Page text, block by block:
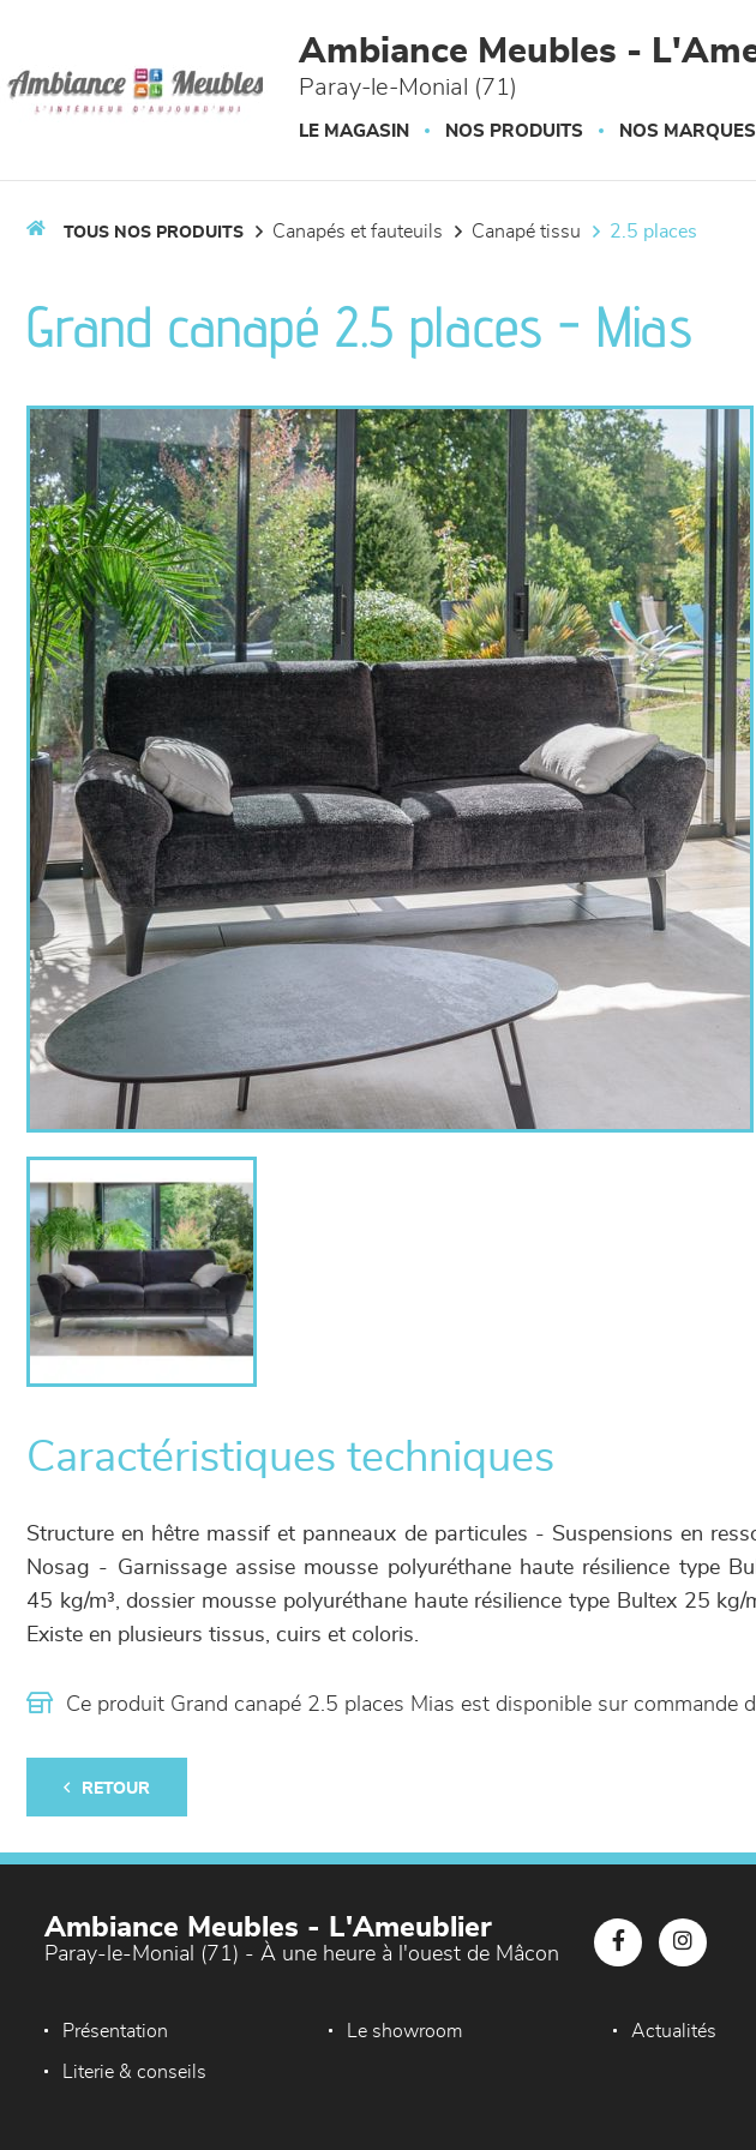
Ambiance Meubles -
Paray-le-Monial (71)
LE MAGASIN NOS PRODUITS NOS MARQUES
TOUS NOS PRODUITS canapés et fauteuils canapé tissu 2.5 places
Grand canapé 2.5 places - Mias
Caractéristiques techniques
Structure en hêtre massif et panneaux de particules - Suspensions en
Nosag - Garnissage assise mousse polyuréthane haute résilience type
45 kg/m³, dossier mousse polyuréthane haute résilience type Bultex 25 kg/
Existe en plusieurs tissus, cuirs et coloris.
Ce produit Grand canapé 2.5 places Mias est disponible sur commande
RETOUR
Ambiance Meubles - L'Ameublier
Paray-le-Monial (71) - À une heure à l'ouest de Mâcon
Présentation Le showroom Actualités
Literie & conseils